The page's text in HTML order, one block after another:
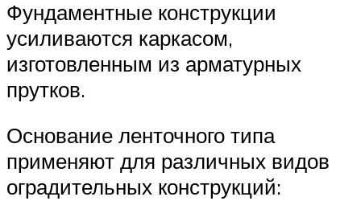
Фундаментные конструкции
усиливаются каркасом,
изготовленным из арматурных
прутков.
Основание ленточного типа
применяют для различных видов
оградительных конструкций: